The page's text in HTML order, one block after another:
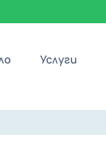
Услуги